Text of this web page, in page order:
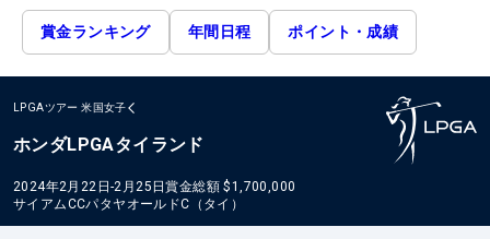
賞金ランキング 年間日程 ポイント・成績
LPGAツアー 米国女子
ホンダLPGAタイランド
2024年2月22日-2月25日賞金総額 $1,700,000
サイアムCCパタヤオールドC（タイ）